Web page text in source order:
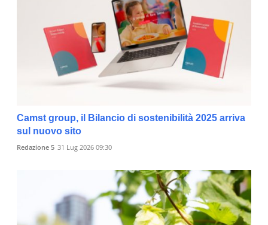
Camst group, il Bilancio di sostenibilità 2025 arriva
sul nuovo sito
Redazione 5 31 Lug 2026 09:30